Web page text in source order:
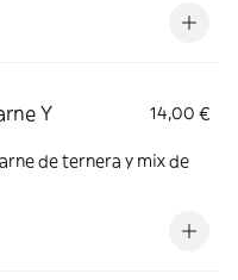
Y
14,00 €
de ternera y mix de